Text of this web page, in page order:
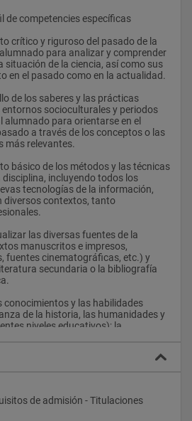
de competencies específicas
crítico y riguroso del pasado de la
para analizar y comprender
situación de la ciencia, así como sus
en el pasado como en la actualidad.
de los saberes y las prácticas
socioculturales y periodos
alumnado para orientarse en el
a través de los conceptos o las
más relevantes.
básico de los métodos y las técnicas
incluyendo todos los
tecnologías de la información,
diversos contextos, tanto
las diversas fuentes de la
manuscritos e impresos,
fuentes cinematográficas, etc.) y
secundaria o la bibliografía
conocimientos y las habilidades
de la historia, las humanidades y
niveles educativos); la
históricas; la museología y la
de políticas científicas.
e interpretar textos científicos
antiguas y modernas.